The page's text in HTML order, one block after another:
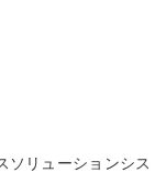
ソリューションシス